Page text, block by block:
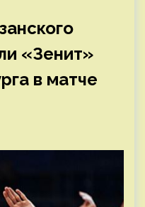
«Зенит»
в матче